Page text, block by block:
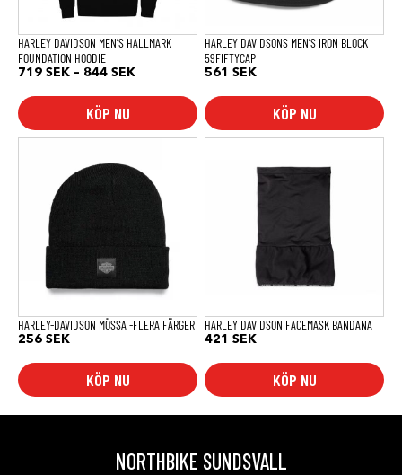
HARLEY DAVIDSON MEN’S HALLMARK
FOUNDATION HOODIE
719 SEK – 844 SEKPrisintervall:
KÖP NU
produktsidan
HARLEY DAVIDSONS MEN’S IRON BLOCK
59FIFTYCAP
561 SEK
KÖP NU
HARLEY-DAVIDSON MÖSSA -FLERA FÄRGER
256 SEK
KÖP NU
produkten
varianter.
olika
alternativen
väljas
produktsidan
HARLEY DAVIDSON FACEMASK BANDANA
421 SEK
KÖP NU
NORTHBIKE SUNDSVALL